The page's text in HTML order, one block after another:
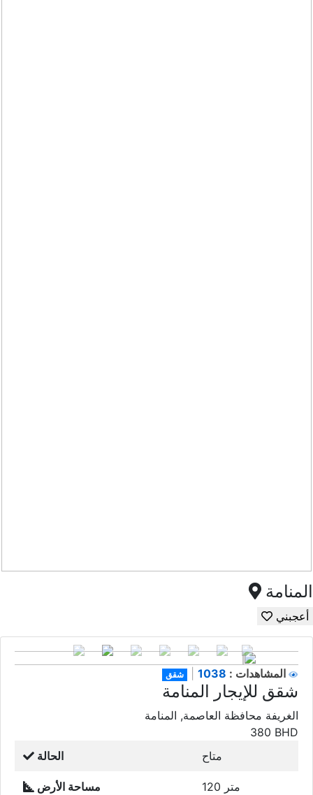
المنامة
أعجبني
شقق المشاهدات :
شقق للإيجار المنامة
الغريفة محافظة العاصمة, المنامة
380 BHD
الحالة
متاح
مساحة الأرض 120 متر